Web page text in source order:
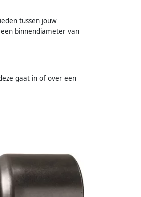
tussen jouw
binnendiameter van
gaat in of over een